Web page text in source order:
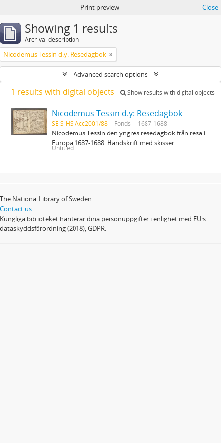
Print preview Close
Showing 1 results
Archival description
Nicodemus Tessin d.y: Resedagbok
Advanced search options
1 results with digital objects Show results with digital objects
Nicodemus Tessin d.y: Resedagbok
SE S-HS Acc2001/88 Fonds 1687-1688
Nicodemus Tessin den yngres resedagbok från resa i
Europa 1687-1688. Handskrift med skisser
Untitled
The National Library of Sweden
Contact us
Kungliga biblioteket hanterar dina personuppgifter i enlighet med EU:s
dataskyddsförordning (2018), GDPR.